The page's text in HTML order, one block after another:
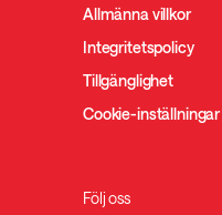
Allmänna villkor
Integritetspolicy
Tillgänglighet
Cookie-inställningar
Följ oss